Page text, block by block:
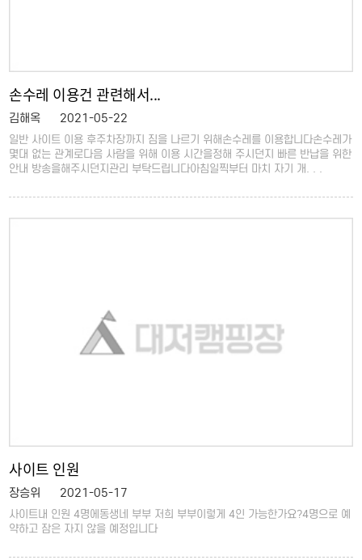
손수레 이용건 관련해서...
김해옥 2021-05-22
일반 사이트 이용 후주차장까지 짐을 나르기 위해손수레를 이용합니다손수레가
몇대 없는 관계로다음 사람을 위해 이용 시간을정해 주시던지 빠른 반납을 위한
안내 방송을해주시던지관리 부탁드립니다아침일찍부터 마치 자기 개. . .
사이트 인원
장승위 2021-05-17
사이트내 인원 4명에동생네 부부 저희 부부이렇게 4인 가능한가요?4명으로 예
약하고 잠은 자지 않을 예정입니다